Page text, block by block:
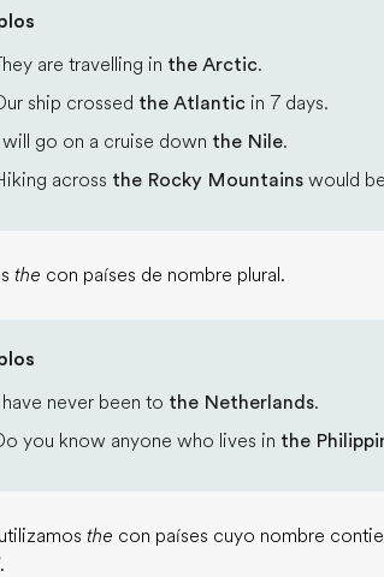
are travelling in the Arctic.
ship crossed the Atlantic in 7 days.
I will go on a cruise down the Nile.
across the Rocky Mountains would
the con países de nombre plural.
I have never been to the Netherlands.
you know anyone who lives in the
the con países cuyo nombre